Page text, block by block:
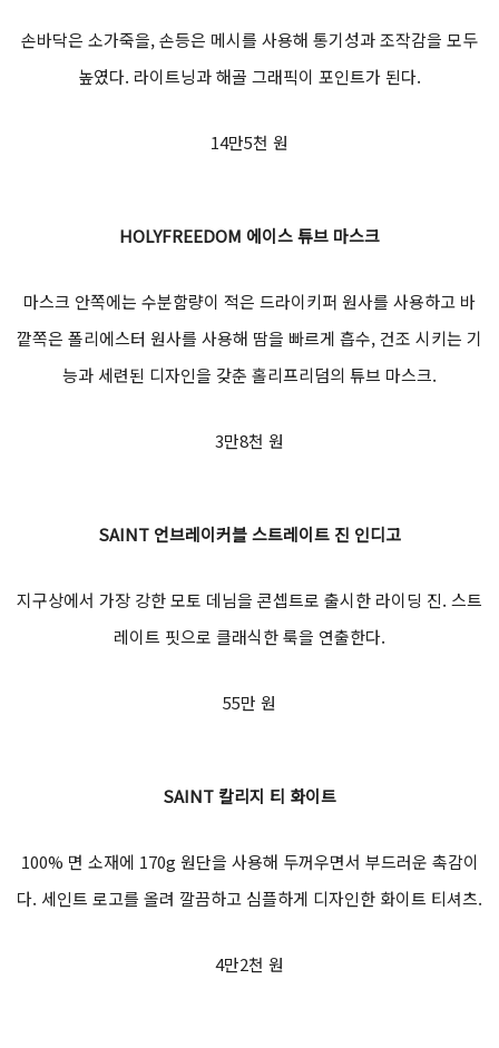
손바닥은 소가죽을, 손등은 메시를 사용해 통기성과 조작감을 모두
높였다. 라이트닝과 해골 그래픽이 포인트가 된다.
14만5천 원
HOLYFREEDOM 에이스 튜브 마스크
마스크 안쪽에는 수분함량이 적은 드라이키퍼 원사를 사용하고 바
깥쪽은 폴리에스터 원사를 사용해 땀을 빠르게 흡수, 건조 시키는 기
능과 세련된 디자인을 갖춘 홀리프리덤의 튜브 마스크.
3만8천 원
SAINT 언브레이커블 스트레이트 진 인디고
지구상에서 가장 강한 모토 데님을 콘셉트로 출시한 라이딩 진. 스트
레이트 핏으로 클래식한 룩을 연출한다.
55만 원
SAINT 칼리지 티 화이트
100% 면 소재에 170g 원단을 사용해 두꺼우면서 부드러운 촉감이
다. 세인트 로고를 올려 깔끔하고 심플하게 디자인한 화이트 티셔츠.
4만2천 원